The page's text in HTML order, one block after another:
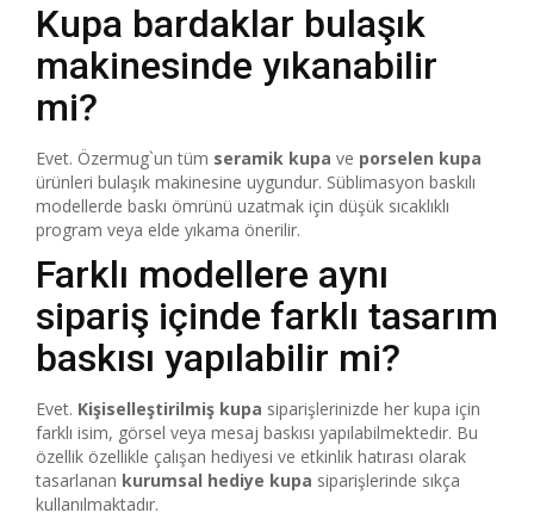
Kupa bardaklar bulaşık
makinesinde yıkanabilir
mi?
Evet. Özermug`un tüm seramik kupa ve porselen kupa
ürünleri bulaşık makinesine uygundur. Süblimasyon baskılı
modellerde baskı ömrünü uzatmak için düşük sıcaklıklı
program veya elde yıkama önerilir.
Farklı modellere aynı
sipariş içinde farklı tasarım
baskısı yapılabilir mi?
Evet. Kişiselleştirilmiş kupa siparişlerinizde her kupa için
farklı isim, görsel veya mesaj baskısı yapılabilmektedir. Bu
özellik özellikle çalışan hediyesi ve etkinlik hatırası olarak
tasarlanan kurumsal hediye kupa siparişlerinde sıkça
kullanılmaktadır.